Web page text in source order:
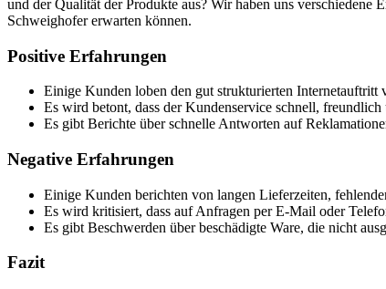
und der Qualität der Produkte aus? Wir haben uns
Schweighofer erwarten können.
Positive Erfahrungen
Einige Kunden loben den gut strukturierten
Es wird betont, dass der Kundenservice schnell,
Es gibt Berichte über schnelle Antworten auf
Negative Erfahrungen
Einige Kunden berichten von langen Lieferzeiten,
Es wird kritisiert, dass auf Anfragen per E-Mail oder
Es gibt Beschwerden über beschädigte Ware, die nicht
Fazit